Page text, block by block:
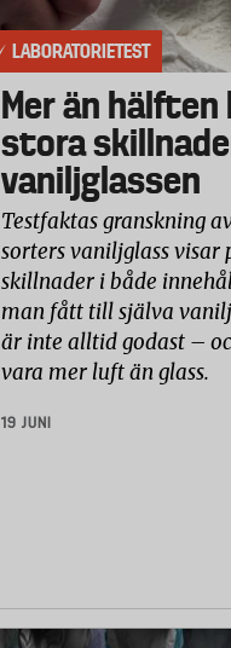
LABORATORIETEST
Mer än hälften
stora
vaniljglassen
Testfaktas granskning
sorters vaniljglass visar
skillnader i både
man fått till själva
är inte alltid godast –
vara mer luft än glass.
19 JUNI